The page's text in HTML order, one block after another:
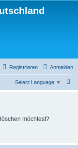
Anmelden
Registrieren
Select Language ▼
möchtest?